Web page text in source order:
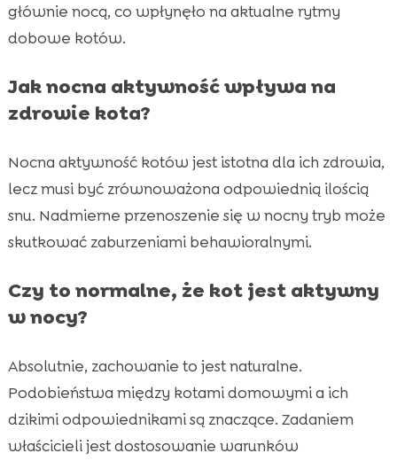
głównie nocą, co wpłynęło na aktualne rytmy
dobowe kotów.
Jak nocna aktywność wpływa na
zdrowie kota?
Nocna aktywność kotów jest istotna dla ich zdrowia,
lecz musi być zrównoważona odpowiednią ilością
snu. Nadmierne przenoszenie się w nocny tryb może
skutkować zaburzeniami behawioralnymi.
Czy to normalne, że kot jest aktywny
w nocy?
Absolutnie, zachowanie to jest naturalne.
Podobieństwa między kotami domowymi a ich
dzikimi odpowiednikami są znaczące. Zadaniem
właścicieli jest dostosowanie warunków